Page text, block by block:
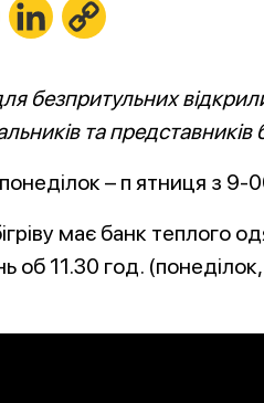
TelegramLinkedIn
безпритульних
та
– п ятниця з 9-
має банк теплого
об 11.30 год.